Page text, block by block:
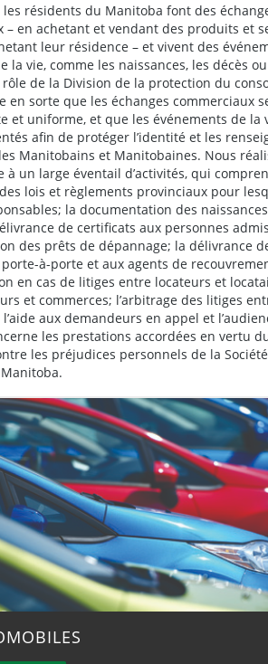
résidents du Manitoba font des
– en achetant et vendant des produits et
leur résidence – et vivent des
la vie, comme les naissances, les décès
rôle de la Division de la protection du
en sorte que les échanges commerciaux
et uniforme, et que les événements de la
afin de protéger l’identité et les
Manitobains et Manitobaines. Nous
à un large éventail d’activités, qui
lois et règlements provinciaux pour
la documentation des
de certificats aux personnes
des prêts de dépannage; la délivrance
à-porte et aux agents de
en cas de litiges entre locateurs et
et commerces; l’arbitrage des litiges
aux demandeurs en appel et
les prestations accordées en vertu
les préjudices personnels de la Société